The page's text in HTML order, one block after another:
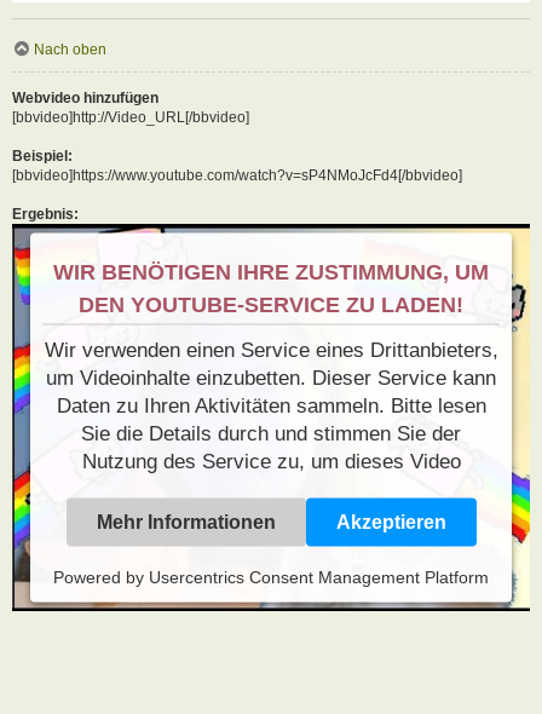
Nach oben
Webvideo hinzufügen
[bbvideo]http://Video_URL[/bbvideo]
Beispiel:
[bbvideo]https://www.youtube.com/watch?v=sP4NMoJcFd4[/bbvideo]
Ergebnis:
WIR BENÖTIGEN IHRE ZUSTIMMUNG, UM
DEN YOUTUBE-SERVICE ZU LADEN!
Wir verwenden einen Service eines Drittanbieters,
um Videoinhalte einzubetten. Dieser Service kann
Daten zu Ihren Aktivitäten sammeln. Bitte lesen
Sie die Details durch und stimmen Sie der
Nutzung des Service zu, um dieses Video
Mehr Informationen Akzeptieren
Powered by Usercentrics Consent Management Platform